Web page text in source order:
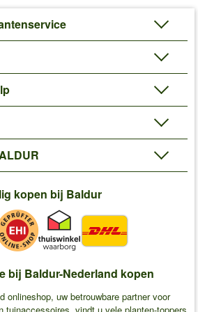
kopen bij Baldur
bij Baldur-Nederland kopen
onlineshop, uw betrouwbare partner voor